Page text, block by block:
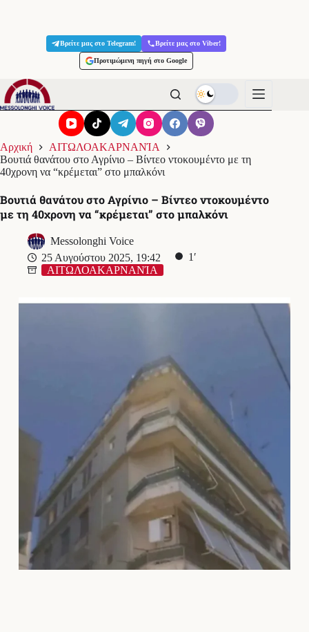
Βρείτε μας στο Telegram! Βρείτε μας στο Viber!
Προτιμώμενη πηγή στο Google
Αρχική
ΑΙΤΩΛΟΑΚΑΡΝΑΝΊΑ
Βουτιά θανάτου στο Αγρίνιο – Βίντεο ντοκουμέντο με τη
40χρονη να “κρέμεται” στο μπαλκόνι
Βουτιά θανάτου στο Αγρίνιο – Βίντεο ντοκουμέντο
με τη 40χρονη να “κρέμεται” στο μπαλκόνι
Messolonghi Voice
25 Αυγούστου 2025, 19:42
1′
ΑΙΤΩΛΟΑΚΑΡΝΑΝΊΑ